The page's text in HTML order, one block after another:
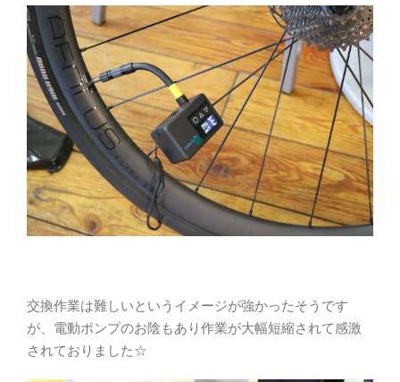
交換作業は難しいというイメージが強かったそうです
が、電動ポンプのお陰もあり作業が大幅短縮されて感激
されておりました☆